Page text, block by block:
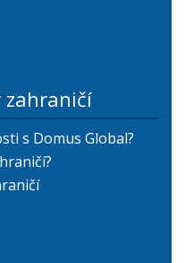
zahraničí
s Domus Global?